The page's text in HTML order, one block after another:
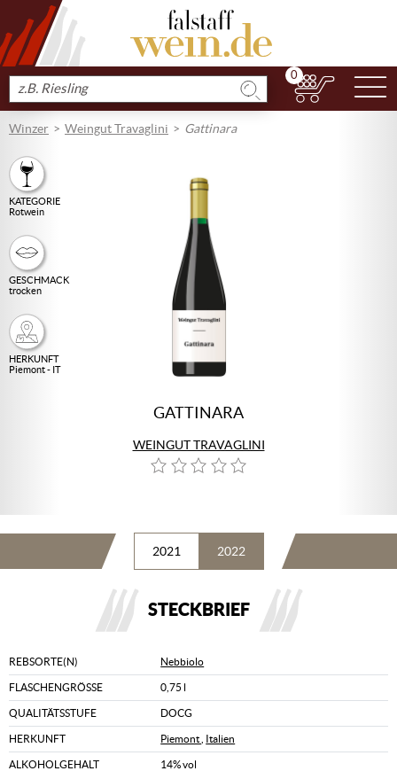
Produkt
suchen
0
Winzer Weingut Travaglini Gattinara
KATEGORIE
Rotwein
GESCHMACK
trocken
HERKUNFT
Piemont - IT
GATTINARA
WEINGUT TRAVAGLINI
2021 2022
STECKBRIEF
REBSORTE(N) Nebbiolo
FLASCHENGRÖSSE 0,75 l
QUALITÄTSSTUFE DOCG
HERKUNFT Piemont Italien
ALKOHOLGEHALT 14% vol